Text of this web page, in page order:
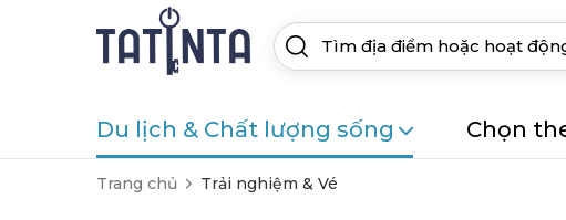
Du lịch & Chất lượng sống Chọn
Trang chủ Trải nghiệm & Vé